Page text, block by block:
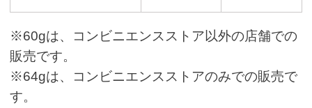
※60gは、コンビニエンスストア以外の店舗での
販売です。
※64gは、コンビニエンスストアのみでの販売で
す。